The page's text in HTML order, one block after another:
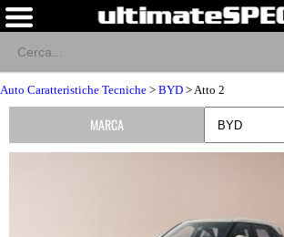
Auto Caratteristiche Tecniche > BYD > Atto 2
MARCA